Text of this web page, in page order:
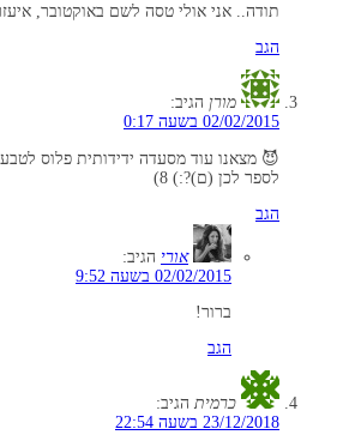
תודה.. אני אולי טסה לשם באוקטובר,
הגב
מורן הגיב:
02/02/2015 בשעה 0:17
😈 מצאנו עוד מסעדה ידידותית פלוס
לספר לכן (ם)?:) 8)
הגב
אורי הגיב:
02/02/2015 בשעה 9:52
ברור!
הגב
כרמית הגיב:
23/12/2018 בשעה 22:54